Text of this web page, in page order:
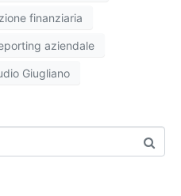
finanziaria
aziendale
Giugliano